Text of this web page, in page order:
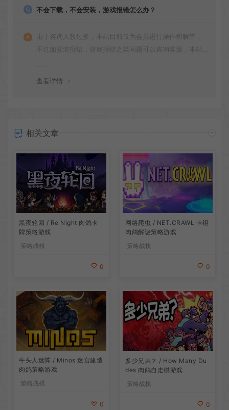
不会下载，不会安装，游戏报错怎么办？
由于咨询人数过多，本站目前仅为会员进行操作和解答，
不过如安装报错，游戏报错之类问题可以咨询客服，本站
查看详情
相关文章
黑夜轮回 / Re Night 肉鸽卡
牌策略游戏
策略战棋
0
网络爬虫 / NET.CRAWL 卡组
肉鸽解谜策略游戏
策略战棋
0
牛头人迷阵 / Minos 迷宫建造
肉鸽策略游戏
策略战棋
0
多少兄弟？ / How Many Du
des 肉鸽自走棋游戏
策略战棋
0